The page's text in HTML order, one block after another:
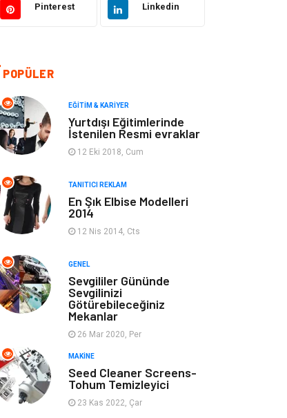
Giyim Keyif & Hobi
Ev Dekorasyon Organizasyon
Finans & Ekonomi Tatil
Anne & Çocuk
Ev İşleri
Gençlik & Eğlence Aksesuar
Spor
Evlilik Rehberi
Astroloji
Kaçırmayın
Pinterest Linkedin
POPÜLER
EĞITIM & KARIYER
Yurtdışı Eğitimlerinde
İstenilen Resmi evraklar
12 Eki 2018, Cum
TANITICI REKLAM
En Şık Elbise Modelleri
2014
12 Nis 2014, Cts
GENEL
Sevgililer Gününde
Sevgilinizi
Götürebileceğiniz
Mekanlar
26 Mar 2020, Per
MAKINE
Seed Cleaner Screens-
Tohum Temizleyici
23 Kas 2022, Çar